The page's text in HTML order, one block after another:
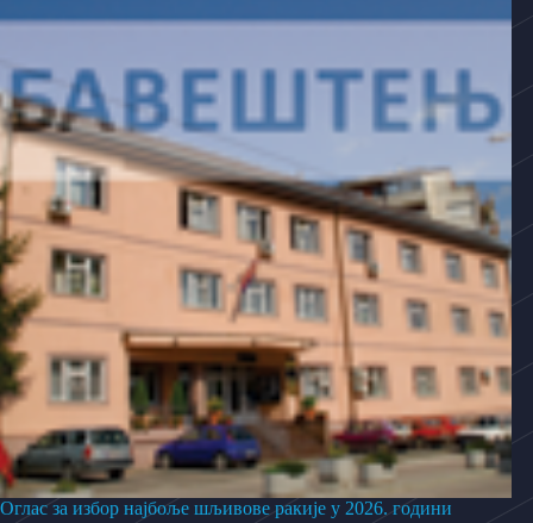
Оглас за избор најбоље шљивове ракије у 2026. години